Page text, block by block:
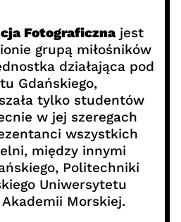
Fotograficznajest
grupą miłośników
działająca pod
Gdańskiego,
tylko studentów
w jej szeregach
wszystkich
między innymi
Politechniki
Uniwersytetu
Morskiej.